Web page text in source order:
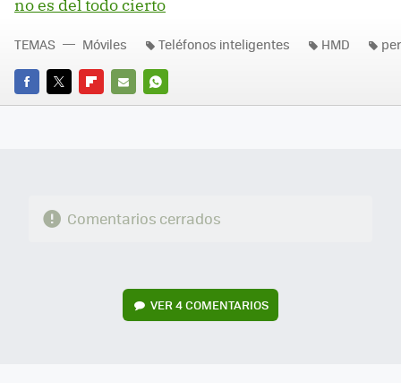
no es del todo cierto
FACEBOOK
TWITTERFLIPBOARD
E-
WHATSAPP
TEMAS Móviles Teléfonos inteligentes HMD
Comentarios cerrados
VER 4 COMENTARIOS